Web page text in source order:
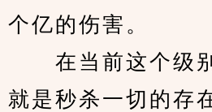
个亿的伤害。
在当前这个级别
就是秒杀一切的存